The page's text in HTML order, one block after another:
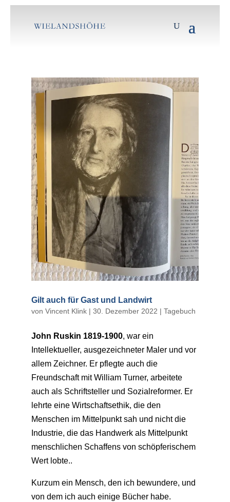
Gilt auch für Gast und Landwirt
von Vincent Klink| 30. Dezember 2022 | Tagebuch
John Ruskin 1819-1900, war ein
Intellektueller, ausgezeichneter Maler und vor
allem Zeichner. Er pflegte auch die
Freundschaft mit William Turner, arbeitete
auch als Schriftsteller und Sozialreformer. Er
lehrte eine Wirtschaftsethik, die den
Menschen im Mittelpunkt sah und nicht die
Industrie, die das Handwerk als Mittelpunkt
menschlichen Schaffens von schöpferischem
Wert lobte..
Kurzum ein Mensch, den ich bewundere, und
von dem ich auch einige Bücher habe.